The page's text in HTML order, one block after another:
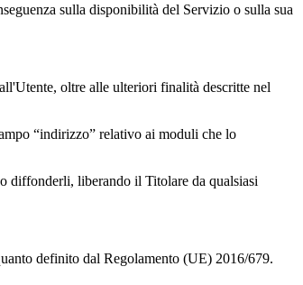
sulla disponibilità del Servizio o sulla sua
oltre alle ulteriori finalità descritte nel
“indirizzo” relativo ai moduli che lo
diffonderli, liberando il Titolare da qualsiasi
definito dal Regolamento (UE) 2016/679.